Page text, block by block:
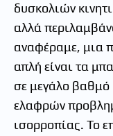
δυσκολιών
αλλά
αναφέραμε, μια
απλή είναι τα
σε μεγάλο βαθμό
ελαφρών
ισορροπίας. Το